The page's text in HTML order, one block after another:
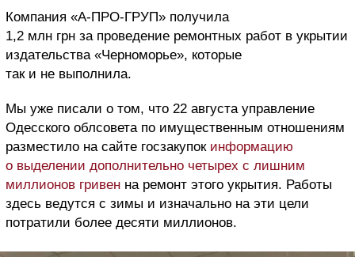
Компания «А-ПРО-ГРУП» получила
1,2 млн грн за проведение ремонтных работ в укрытии
издательства «Черноморье», которые
так и не выполнила.
Мы уже писали о том, что 22 августа управление
Одесского облсовета по имущественным отношениям
разместило на сайте госзакупок информацию
о выделении дополнительно четырех с лишним
миллионов гривен на ремонт этого укрытия. Работы
здесь ведутся с зимы и изначально на эти цели
потратили более десяти миллионов.